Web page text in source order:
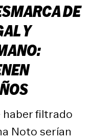
DE
Y
haber filtrado
Noto serían